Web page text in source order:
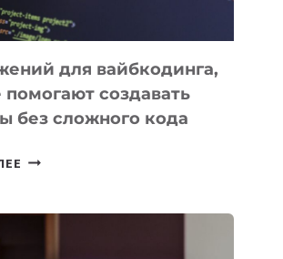
для вайбкодинга,
создавать
без сложного кода
7